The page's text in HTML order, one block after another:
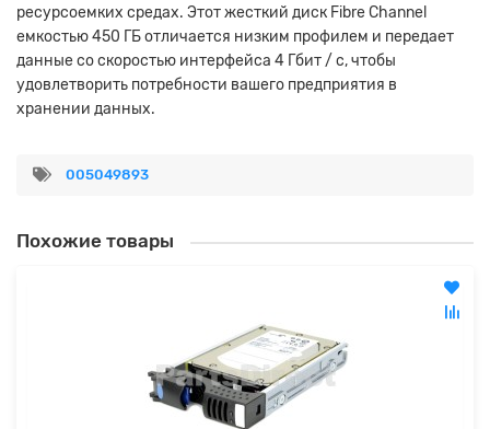
ресурсоемких средах. Этот жесткий диск Fibre Channel
емкостью 450 ГБ отличается низким профилем и передает
данные со скоростью интерфейса 4 Гбит / с, чтобы
удовлетворить потребности вашего предприятия в
хранении данных.
005049893
Похожие товары